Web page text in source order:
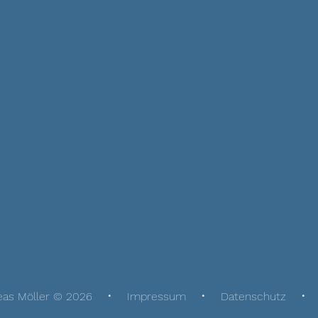
Möller © 2026 Impressum Datenschutz